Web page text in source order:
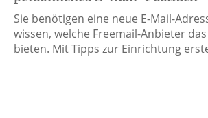
Sie benötigen eine neue E-Mail-
wissen, welche Freemail-Anbieter
bieten. Mit Tipps zur Einrichtung